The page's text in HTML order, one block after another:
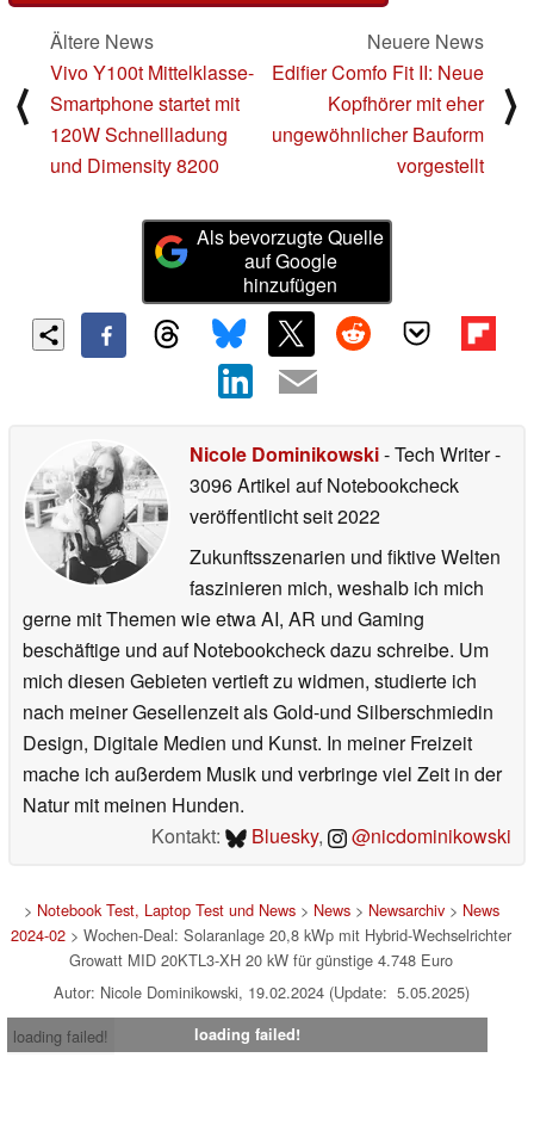
⟨
Ältere News
Vivo Y100t Mittelklasse-
Smartphone startet mit
120W Schnellladung
und Dimensity 8200
Neuere News
Edifier Comfo Fit II: Neue
Kopfhörer mit eher
ungewöhnlicher Bauform
vorgestellt
⟩
Als bevorzugte Quelle
auf Google
hinzufügen
Nicole Dominikowski- Tech Writer-
3096 Artikel auf Notebookcheck
veröffentlichtseit 2022
Zukunftsszenarien und fiktive Welten
faszinieren mich, weshalb ich mich
gerne mit Themen wie etwa AI, AR und Gaming
beschäftige und auf Notebookcheck dazu schreibe. Um
mich diesen Gebieten vertieft zu widmen, studierte ich
nach meiner Gesellenzeit als Gold-und Silberschmiedin
Design, Digitale Medien und Kunst. In meiner Freizeit
mache ich außerdem Musik und verbringe viel Zeit in der
Natur mit meinen Hunden.
Kontakt:
Bluesky, @nicdominikowski
> Notebook Test, Laptop Test und News> News> Newsarchiv> News
2024-02 > Wochen-Deal: Solaranlage 20,8 kWp mit Hybrid-Wechselrichter
Growatt MID 20KTL3-XH 20 kW für günstige 4.748 Euro
Autor: Nicole Dominikowski, 19.02.2024 (Update: 5.05.2025)
loading failed!
loading failed!